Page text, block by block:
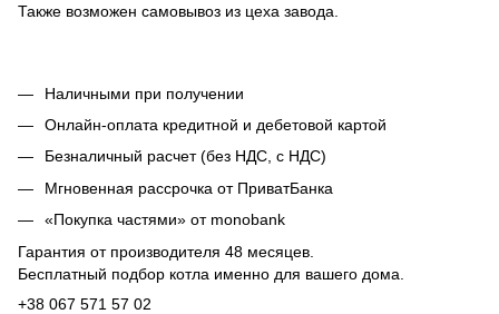
Также возможен самовывоз из цеха завода.
Наличными при получении
Онлайн-оплата кредитной и дебетовой картой
Безналичный расчет (без НДС, с НДС)
Мгновенная рассрочка от ПриватБанка
«Покупка частями» от monobank
Гарантия от производителя 48 месяцев.
Бесплатный подбор котла именно для вашего дома.
+38 067 571 57 02